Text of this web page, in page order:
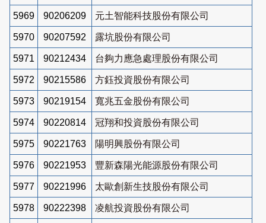
5969 90206209 元土智能科技股份有限公司
5970 90207592 露坑股份有限公司
5971 90212434 台夠力應急處理股份有限公司
5972 90215586 方鈺投資股份有限公司
5973 90219154 寬兆五金股份有限公司
5974 90220814 冠翔和投資股份有限公司
5975 90221763 陽明興股份有限公司
5976 90221953 豐新森陽光能源股份有限公司
5977 90221996 太歐創新生技股份有限公司
5978 90222398 凌航投資股份有限公司